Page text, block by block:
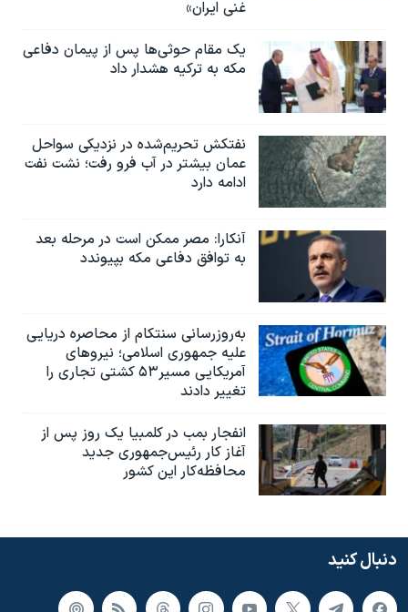
غنی ایران»
یک مقام حوثی‌ها پس از پیمان دفاعی
مکه به ترکیه هشدار داد
نفتکش تحریم‌شده در نزدیکی سواحل
عمان بیشتر در آب فرو رفت؛ نشت نفت
ادامه دارد
آنکارا: مصر ممکن است در مرحله بعد
به توافق دفاعی مکه بپیوندد
به‌روزرسانی سنتکام از محاصره دریایی
علیه جمهوری اسلامی؛ نیروهای
آمریکایی مسیر۵۳ کشتی تجاری را
تغییر دادند
انفجار بمب‌‌ در کلمبیا یک روز پس از
آغاز کار رئیس‌جمهوری جدید
محافظه‌کار این کشور
دنبال کنید